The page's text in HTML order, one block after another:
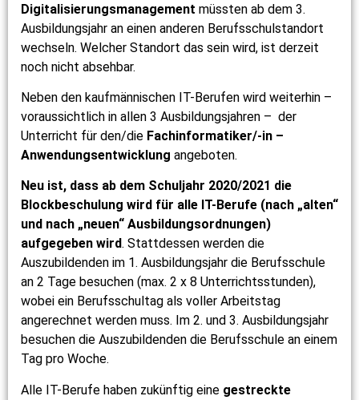
Digitalisierungsmanagement müssten ab dem 3.
Ausbildungsjahr an einen anderen Berufsschulstandort
wechseln. Welcher Standort das sein wird, ist derzeit
noch nicht absehbar.
Neben den kaufmännischen IT-Berufen wird weiterhin –
voraussichtlich in allen 3 Ausbildungsjahren – der
Unterricht für den/die Fachinformatiker/-in –
Anwendungsentwicklung angeboten.
Neu ist, dass ab dem Schuljahr 2020/2021 die
Blockbeschulung wird für alle IT-Berufe (nach „alten“
und nach „neuen“ Ausbildungsordnungen)
aufgegeben wird. Stattdessen werden die
Auszubildenden im 1. Ausbildungsjahr die Berufsschule
an 2 Tage besuchen (max. 2 x 8 Unterrichtsstunden),
wobei ein Berufsschultag als voller Arbeitstag
angerechnet werden muss. Im 2. und 3. Ausbildungsjahr
besuchen die Auszubildenden die Berufsschule an einem
Tag pro Woche.
Alle IT-Berufe haben zukünftig eine gestreckte